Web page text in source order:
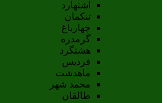
اشتهارد
تنکمان
چهارباغ
گرمدره
هشتگرد
فردیس
ماهدشت
محمد شهر
طالقان